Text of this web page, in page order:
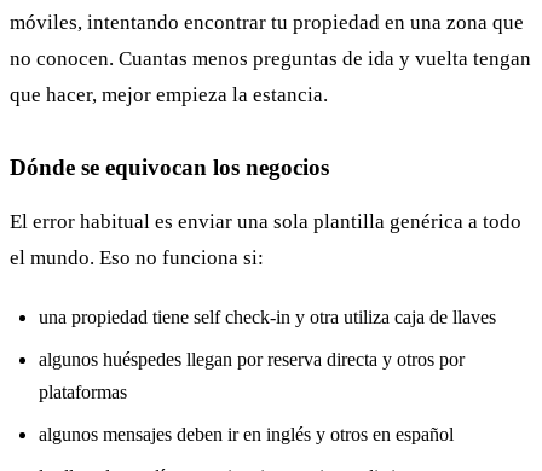
móviles, intentando encontrar tu propiedad en una zona que
no conocen. Cuantas menos preguntas de ida y vuelta tengan
que hacer, mejor empieza la estancia.
Dónde se equivocan los negocios
El error habitual es enviar una sola plantilla genérica a todo
el mundo. Eso no funciona si:
una propiedad tiene self check-in y otra utiliza caja de llaves
algunos huéspedes llegan por reserva directa y otros por
plataformas
algunos mensajes deben ir en inglés y otros en español